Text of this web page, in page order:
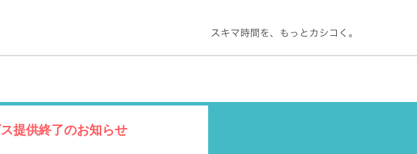
提供終了のお知らせ